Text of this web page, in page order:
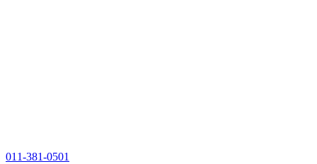
011-381-0501